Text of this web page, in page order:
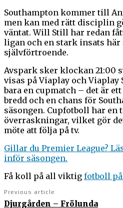
Southampton kommer till
men kan med rätt disciplin
väntat. Will Still har redan
ligan och en stark insats här
självförtroende.
Avspark sker klockan 21:00
visas på Viaplay och Viaplay
bara en cupmatch – det är
bredd och en chans för
säsongen. Cupfotboll har en
överraskningar, vilket gör
möte att följa på tv.
Gillar du Premier League?
inför säsongen.
Få koll på all viktig fotboll
Previous article
Djurgården – Frölunda